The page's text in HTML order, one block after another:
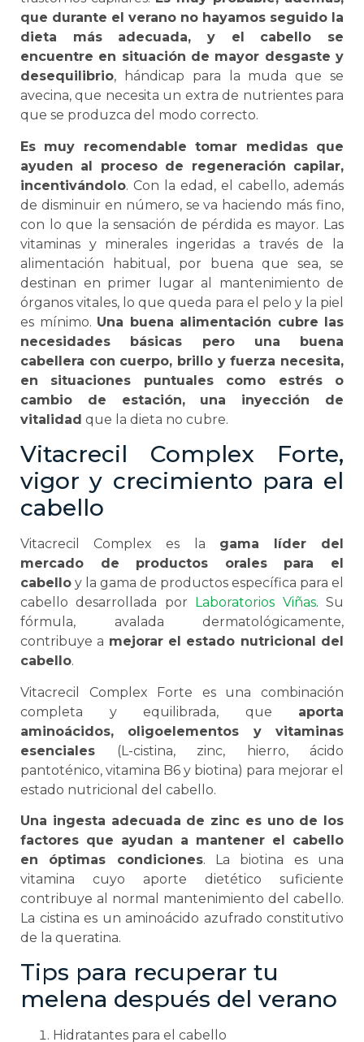
que durante el verano no hayamos seguido la
dieta más adecuada, y el cabello se
encuentre en situación de mayor desgaste y
desequilibrio, hándicap para la muda que se
avecina, que necesita un extra de nutrientes para
que se produzca del modo correcto.
Es muy recomendable tomar medidas que
ayuden al proceso de regeneración capilar,
incentivándolo. Con la edad, el cabello, además
de disminuir en número, se va haciendo más fino,
con lo que la sensación de pérdida es mayor. Las
vitaminas y minerales ingeridas a través de la
alimentación habitual, por buena que sea, se
destinan en primer lugar al mantenimiento de
órganos vitales, lo que queda para el pelo y la piel
es mínimo. Una buena alimentación cubre las
necesidades básicas pero una buena
cabellera con cuerpo, brillo y fuerza necesita,
en situaciones puntuales como estrés o
cambio de estación, una inyección de
vitalidad que la dieta no cubre.
Vitacrecil Complex Forte,
vigor y crecimiento para el
cabello
Vitacrecil Complex es la gama líder del
mercado de productos orales para el
cabello y la gama de productos específica para el
cabello desarrollada por
Laboratorios Viñas. Su
fórmula, avalada dermatológicamente,
contribuye a mejorar el estado nutricional del
cabello.
Vitacrecil Complex Forte es una combinación
completa y equilibrada, que aporta
aminoácidos, oligoelementos y vitaminas
esenciales (L-cistina, zinc, hierro, ácido
pantoténico, vitamina B6 y biotina) para mejorar el
estado nutricional del cabello.
Una ingesta adecuada de zinc es uno de los
factores que ayudan a mantener el cabello
en óptimas condiciones. La biotina es una
vitamina cuyo aporte dietético suficiente
contribuye al normal mantenimiento del cabello.
La cistina es un aminoácido azufrado constitutivo
de la queratina.
Tips para recuperar tu
melena después del verano
Hidratantes para el cabello